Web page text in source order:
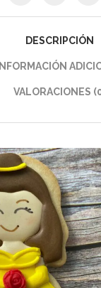
DESCRIPCIÓN
INFORMACIÓN
VALORACIONES